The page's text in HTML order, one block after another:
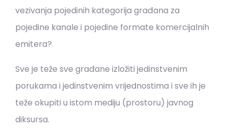
vezivanja pojedinih kategorija građana za
pojedine kanale i pojedine formate komercijalnih
emitera?
Sve je teže sve građane izložiti jedinstvenim
porukama i jedinstvenim vrijednostima i sve ih je
teže okupiti u istom mediju (prostoru) javnog
diksursa.